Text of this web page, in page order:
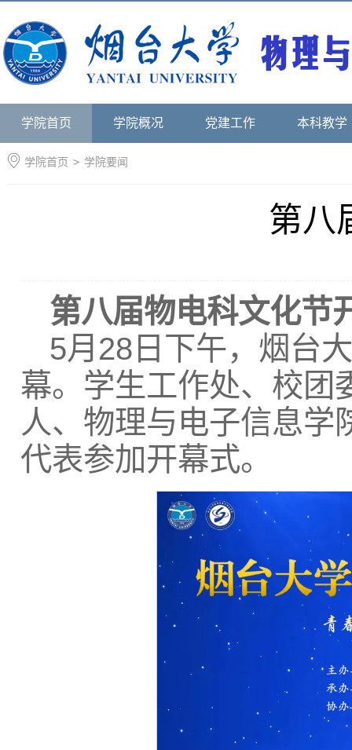
学院首页 学院概况 党建工作 本科教学
学院首页 > 学院要闻
第八
第八届物电科文化节
5月28日下午，烟台
幕。学生工作处、校团
人、物理与电子信息学
代表参加开幕式。